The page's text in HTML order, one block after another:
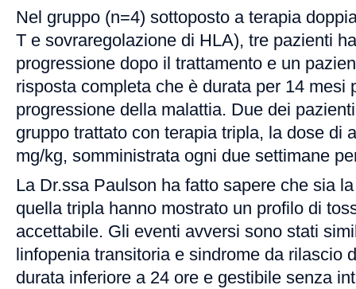
Nel gruppo (n=4) sottoposto a terapia
T e sovraregolazione di HLA), tre pazienti
progressione dopo il trattamento e un
risposta completa che è durata per 14 mesi
progressione della malattia. Due dei
gruppo trattato con terapia tripla, la dose di
mg/kg, somministrata ogni due settimane
La Dr.ssa Paulson ha fatto sapere che sia
quella tripla hanno mostrato un profilo di
accettabile. Gli eventi avversi sono stati
linfopenia transitoria e sindrome da rilascio
durata inferiore a 24 ore e gestibile senza